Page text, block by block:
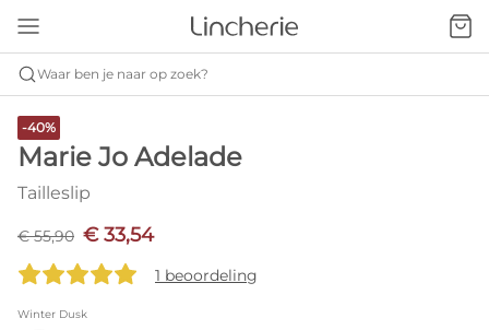
Waar ben je naar op zoek?
-40%
Marie Jo Adelade
Tailleslip
€ 55,90 € 33,54
1 beoordeling
Winter Dusk